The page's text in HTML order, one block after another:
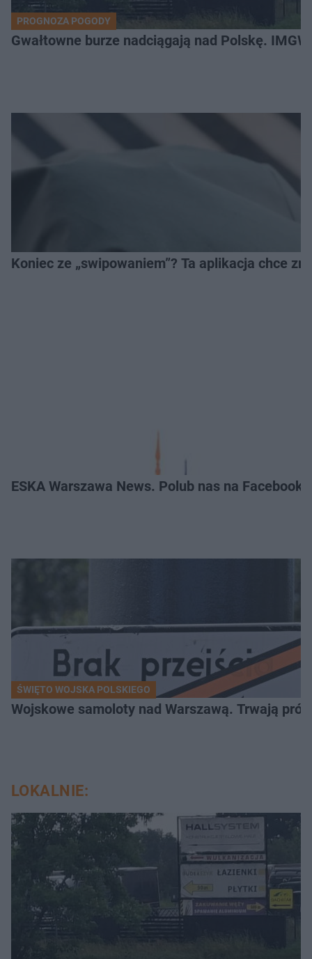
PROGNOZA POGODY
Gwałtowne burze nadciągają nad Polskę.
Koniec ze „swipowaniem”? Ta aplikacja chce
ESKA Warszawa News. Polub nas na
ŚWIĘTO WOJSKA POLSKIEGO
Wojskowe samoloty nad Warszawą. Trwają
LOKALNIE: